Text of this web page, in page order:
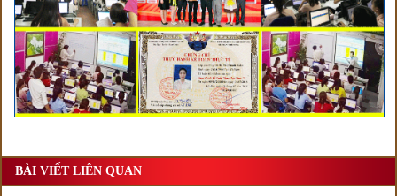
BÀI VIẾT LIÊN QUAN